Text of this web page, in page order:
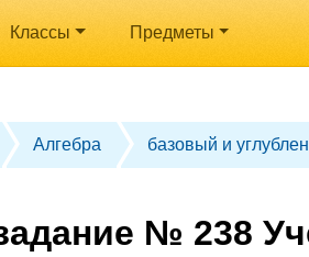
Классы Предметы
Алгебра базовый и
№ 238